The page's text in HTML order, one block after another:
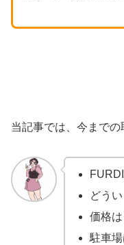
当記事では、今までの
どう
価格
駐車場